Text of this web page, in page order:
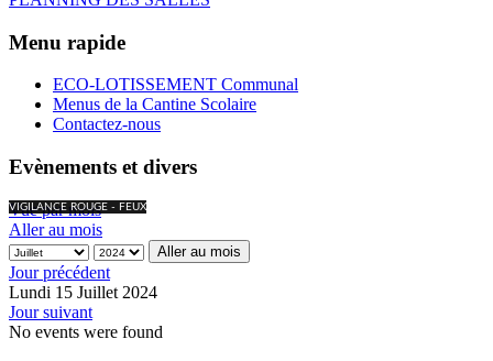
Menu rapide
ECO-LOTISSEMENT Communal
Menus de la Cantine Scolaire
Contactez-nous
Evènements et divers
VIGILANCE ROUGE - FEUX
Vue par mois
Aller au mois
Aller au mois
Jour précédent
Lundi 15 Juillet 2024
Jour suivant
No events were found